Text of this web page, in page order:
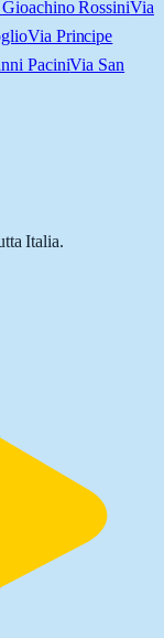
RossiniVia
Via Principe
PaciniVia San
Italia.